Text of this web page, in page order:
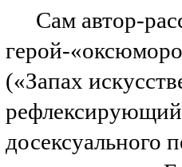
Сам автор-
герой-
(«Запах
досексуального